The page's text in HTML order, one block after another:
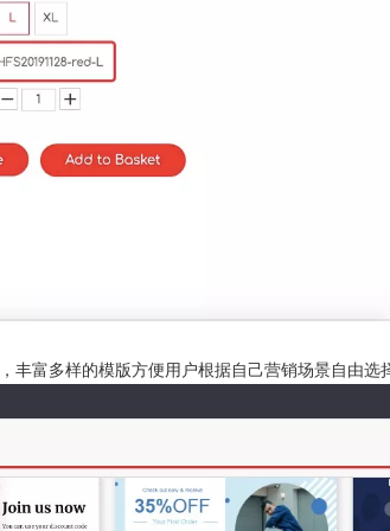
，丰富多样的模版方便用户根据自己营销场景自由选